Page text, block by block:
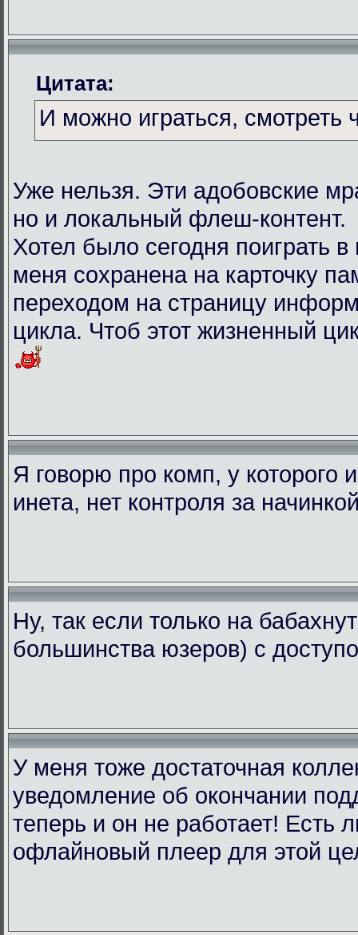
Цитата:
И можно играться, смотреть
Уже нельзя. Эти адобовские
но и локальный флеш-контент.
Хотел было сегодня поиграть
меня сохранена на карточку
переходом на страницу
цикла. Чтоб этот жизненный
Я говорю про комп, у которого
инета, нет контроля за
Ну, так если только на
большинства юзеров) с
У меня тоже достаточная
уведомление об окончании
теперь и он не работает! Есть
офлайновый плеер для этой